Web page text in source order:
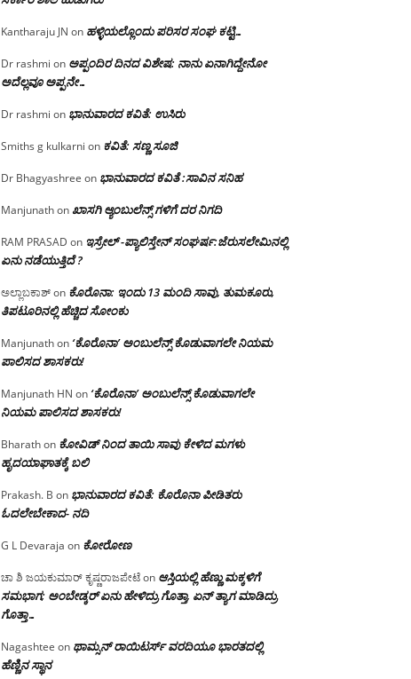
Kantharaju JN on ಹಳ್ಳಿಯಲ್ಲೊಂದು ಪರಿಸರ ಸಂಘ ಕಟ್ಟಿ…
Dr rashmi on ಅಪ್ಪಂದಿರ ದಿನದ ವಿಶೇಷ: ನಾನು ಏನಾಗಿದ್ದೇನೋ‌
ಅದೆಲ್ಲವೂ ಅಪ್ಪನೇ…
Dr rashmi on ಭಾನುವಾರದ ಕವಿತೆ: ಉಸಿರು
Smiths g kulkarni on ಕವಿತೆ: ಸಣ್ಣ ಸೂಜಿ
Dr Bhagyashree on ಭಾನುವಾರದ ಕವಿತೆ :ಸಾವಿನ ಸನಿಹ
Manjunathonಖಾಸಗಿ ಆ್ಯಂಬುಲೆನ್ಸ್ ಗಳಿಗೆ ದರ ನಿಗದಿ
RAM PRASAD on ಇಸ್ರೇಲ್ -ಪ್ಯಾಲಿಸ್ತೇನ್ ಸಂಘರ್ಷ:ಜೆರುಸಲೇಮಿನಲ್ಲಿ
ಏನು ನಡೆಯುತ್ತಿದೆ ?
ಅಲ್ಲಾಬಕಾಶ್on ಕೊರೊನಾ: ಇಂದು 13 ಮಂದಿ ಸಾವು, ತುಮಕೂರು,
ತಿಪಟೂರಿನಲ್ಲಿ ಹೆಚ್ಚಿದ ಸೋಂಕು
Manjunathon ‘ಕೊರೊನಾ’ ಅಂಬುಲೆನ್ಸ್ ಕೊಡುವಾಗಲೇ ನಿಯಮ
ಪಾಲಿಸದ ಶಾಸಕರು!
Manjunath HN on ‘ಕೊರೊನಾ’ ಅಂಬುಲೆನ್ಸ್ ಕೊಡುವಾಗಲೇ
ನಿಯಮ ಪಾಲಿಸದ ಶಾಸಕರು!
Bharathon ಕೋವಿಡ್ ನಿಂದ ತಾಯಿ ಸಾವು ಕೇಳಿದ ಮಗಳು
ಹೃದಯಾಘಾತಕ್ಕೆ ಬಲಿ
Prakash. B on ಭಾನುವಾರದ ಕವಿತೆ: ಕೊರೊನಾ ಪೀಡಿತರು
ಓದಲೇಬೇಕಾದ- ನದಿ
G L Devaraja on ಕೋರೋಣ
ಚಾ ಶಿ ಜಯಕುಮಾರ್ ಕೃಷ್ಣರಾಜಪೇಟೆon ಆಸ್ತಿಯಲ್ಲಿ ಹೆಣ್ಣು ಮಕ್ಕಳಿಗೆ
ಸಮಭಾಗ; ಅಂಬೇಡ್ಕರ್ ಏನು ಹೇಳಿದ್ರು ಗೊತ್ತಾ, ಏನ್ ತ್ಯಾಗ ಮಾಡಿದ್ರು
ಗೊತ್ತಾ…
Nagashtee on ಥಾಮ್ಸನ್ ರಾಯಿಟರ್ಸ್ ವರದಿಯೂ ಭಾರತದಲ್ಲಿ
ಹೆಣ್ಣಿನ ಸ್ಥಾನ‌